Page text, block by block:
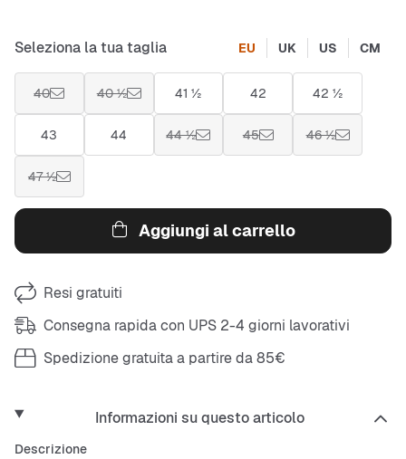
Seleziona la tua taglia EU UK US CM
40 40 ½ 41 ½ 42 42 ½
43 44 44 ½ 45 46 ½
47 ½
Aggiungi al carrello
Resi gratuiti
Consegna rapida con UPS 2-4 giorni lavorativi
Spedizione gratuita a partire da 85€
Informazioni su questo articolo
Descrizione